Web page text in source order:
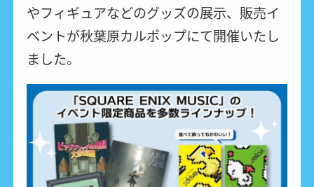
やフィギュアなどのグッズの展示、販売イ
ベントが秋葉原カルポップにて開催いたし
ました。